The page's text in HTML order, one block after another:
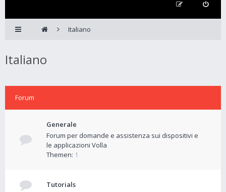
Italiano
Italiano
Forum
Generale
Forum per domande e assistenza sui dispositivi e
le applicazioni Volla
Themen: 1
Tutorials